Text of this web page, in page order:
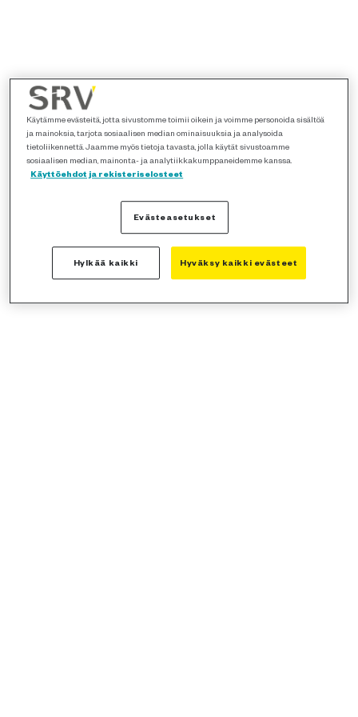
Käytämme evästeitä, jotta sivustomme toimii oikein ja voimme personoida sisältöä
ja mainoksia, tarjota sosiaalisen median ominaisuuksia ja analysoida
tietoliikennettä. Jaamme myös tietoja tavasta, jolla käytät sivustoamme
sosiaalisen median, mainonta- ja analytiikkakumppaneidemme kanssa.
Käyttöehdot ja rekisteriselosteet
Evästeasetukset
Hylkää kaikki Hyväksy kaikki evästeet